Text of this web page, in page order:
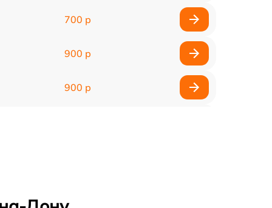
700 р
900 р
900 р